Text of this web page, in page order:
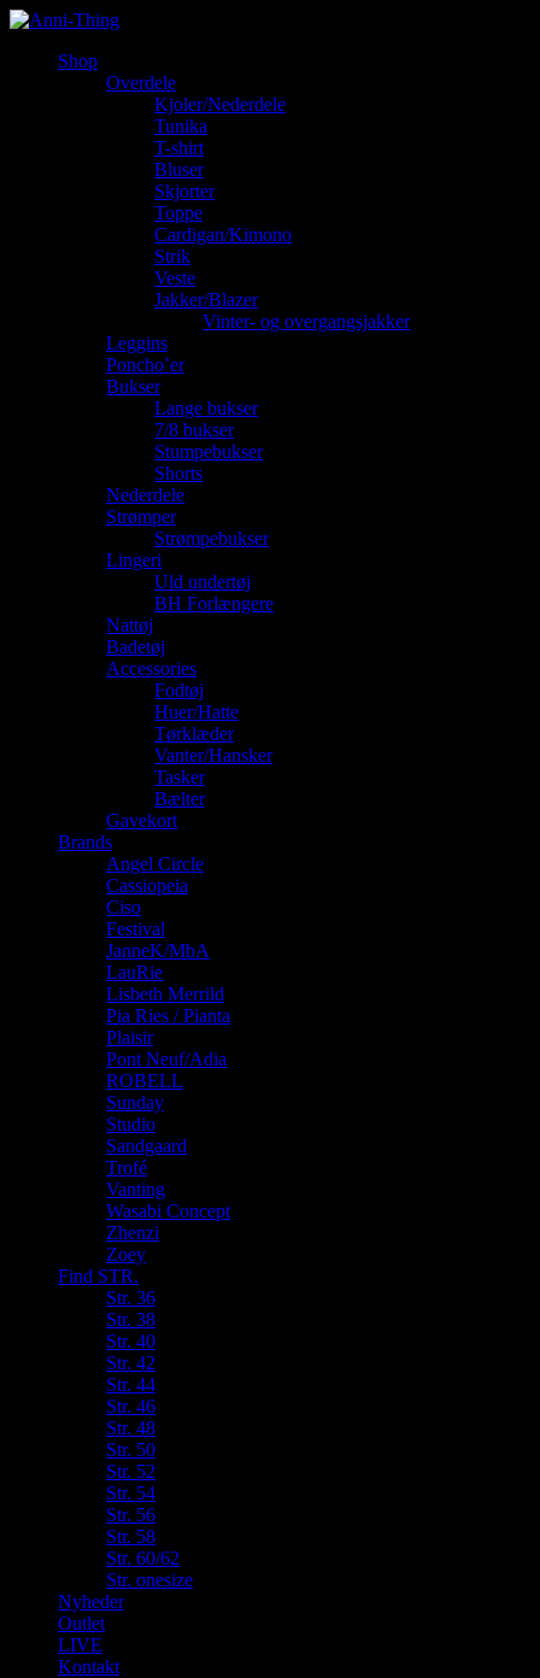
Shop
Overdele
Kjoler/Nederdele
Tunika
T-shirt
Bluser
Skjorter
Toppe
Cardigan/Kimono
Strik
Veste
Jakker/Blazer
Vinter- og overgangsjakker
Leggins
Poncho’er
Bukser
Lange bukser
7/8 bukser
Stumpebukser
Shorts
Nederdele
Strømper
Strømpebukser
Lingeri
Uld undertøj
BH Forlængere
Nattøj
Badetøj
Accessories
Fodtøj
Huer/Hatte
Tørklæder
Vanter/Hansker
Tasker
Bælter
Gavekort
Brands
Angel Circle
Cassiopeia
Ciso
Festival
JanneK/MbA
LauRie
Lisbeth Merrild
Pia Ries / Pianta
Plaisir
Pont Neuf/Adia
ROBELL
Sunday
Studio
Sandgaard
Trofé
Vanting
Wasabi Concept
Zhenzi
Zoey
Find STR.
Str. 36
Str. 38
Str. 40
Str. 42
Str. 44
Str. 46
Str. 48
Str. 50
Str. 52
Str. 54
Str. 56
Str. 58
Str. 60/62
Str. onesize
Nyheder
Outlet
LIVE
Kontakt